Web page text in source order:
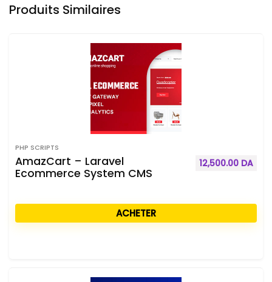
Produits Similaires
PHP SCRIPTS
AmazCart – Laravel
Ecommerce System CMS
12,500.00 DA
ACHETER